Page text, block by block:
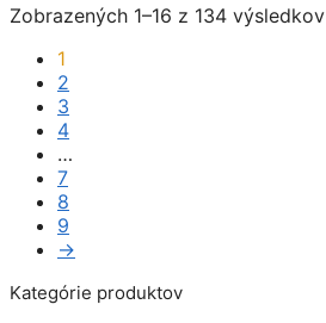
Zobrazených 1–16 z 134 výsledkov
1
2
3
4
…
7
8
9
→
Kategórie produktov